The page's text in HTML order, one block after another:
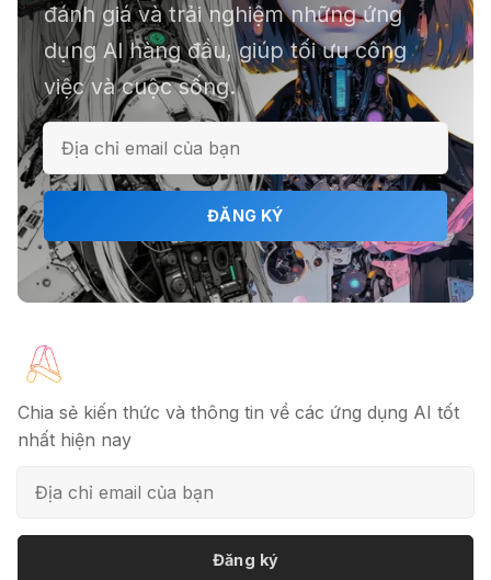
đánh giá và trải nghiệm những ứng
dụng AI hàng đầu, giúp tối ưu công
việc và cuộc sống.
ĐĂNG KÝ
Chia sẻ kiến thức và thông tin về các ứng dụng AI tốt
nhất hiện nay
Đăng ký